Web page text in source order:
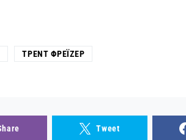
ΤΡΕΝΤ ΦΡΈΙΖΕΡ
Tweet